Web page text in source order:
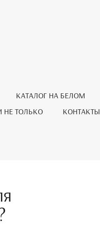
КАТАЛОГ НА БЕЛОМ
НЕ ТОЛЬКО
КОНТАКТЫ